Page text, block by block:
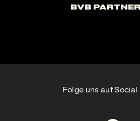
BVB Partner
Folge uns auf